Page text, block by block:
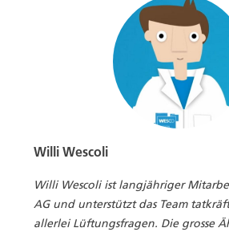
Willi Wescoli
Willi Wescoli ist langjähriger
AG und unterstützt das Team
allerlei Lüftungsfragen. Die grosse